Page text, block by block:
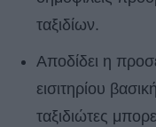
ταξιδίων.
Αποδίδει η
εισιτηρίου
ταξιδιώτες